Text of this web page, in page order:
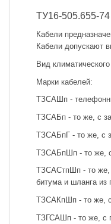
ТУ16-505.655-74
Кабели
Кабели допускают
Вид
Марки кабелей:
ТЗСАШп -
ТЗСАБп - то же, с
ТЗСАБпГ - то же, с
ТЗСАБпШп - то же,
ТЗСАСтпШп - то же,
битума и шланга из
ТЗСАКпШп - то же,
ТЗГСАШп - то же, с